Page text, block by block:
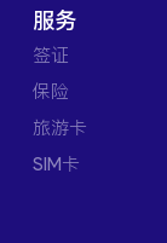
服务
签证
保险
旅游卡
SIM卡